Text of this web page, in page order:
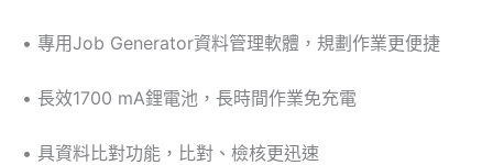
• 專用Job Generator資料管理軟體，規劃作業更便捷
• 長效1700 mA鋰電池，長時間作業免充電
• 具資料比對功能，比對、檢核更迅速